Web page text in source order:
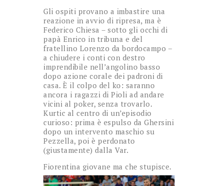
Gli ospiti provano a imbastire una
reazione in avvio di ripresa, ma è
Federico Chiesa – sotto gli occhi di
papà Enrico in tribuna e del
fratellino Lorenzo da bordocampo –
a chiudere i conti con destro
imprendibile nell’angolino basso
dopo azione corale dei padroni di
casa. È il colpo del ko: saranno
ancora i ragazzi di Pioli ad andare
vicini al poker, senza trovarlo.
Kurtic al centro di un’episodio
curioso: prima è espulso da Ghersini
dopo un intervento maschio su
Pezzella, poi è perdonato
(giustamente) dalla Var.
Fiorentina giovane ma che stupisce.